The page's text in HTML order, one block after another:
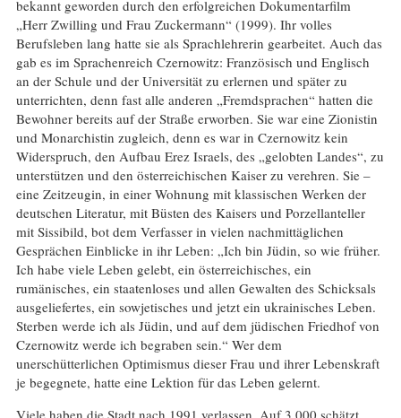
bekannt geworden durch den erfolgreichen Dokumentarfilm
„Herr Zwilling und Frau Zuckermann“ (1999). Ihr volles
Berufsleben lang hatte sie als Sprachlehrerin gearbeitet. Auch das
gab es im Sprachenreich Czernowitz: Französisch und Englisch
an der Schule und der Universität zu erlernen und später zu
unterrichten, denn fast alle anderen „Fremdsprachen“ hatten die
Bewohner bereits auf der Straße erworben. Sie war eine Zionistin
und Monarchistin zugleich, denn es war in Czernowitz kein
Widerspruch, den Aufbau Erez Israels, des „gelobten Landes“, zu
unterstützen und den österreichischen Kaiser zu verehren. Sie –
eine Zeitzeugin, in einer Wohnung mit klassischen Werken der
deutschen Literatur, mit Büsten des Kaisers und Porzellanteller
mit Sissibild, bot dem Verfasser in vielen nachmittäglichen
Gesprächen Einblicke in ihr Leben: „Ich bin Jüdin, so wie früher.
Ich habe viele Leben gelebt, ein österreichisches, ein
rumänisches, ein staatenloses und allen Gewalten des Schicksals
ausgeliefertes, ein sowjetisches und jetzt ein ukrainisches Leben.
Sterben werde ich als Jüdin, und auf dem jüdischen Friedhof von
Czernowitz werde ich begraben sein.“ Wer dem
unerschütterlichen Optimismus dieser Frau und ihrer Lebenskraft
je begegnete, hatte eine Lektion für das Leben gelernt.
Viele haben die Stadt nach 1991 verlassen. Auf 3.000 schätzt